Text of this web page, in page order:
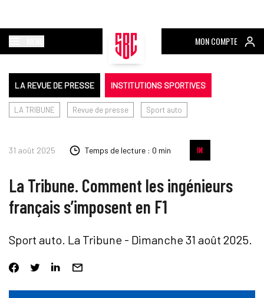
MON COMPTE
LA REVUE DE PRESSE INSTITUTIONS SPORTIVES
LA TRIBUNE Revue de presse Sport auto
31 août 2025 Temps de lecture : 0 min
La Tribune. Comment les ingénieurs
français s’imposent en F1
Sport auto. La Tribune - Dimanche 31 août 2025.